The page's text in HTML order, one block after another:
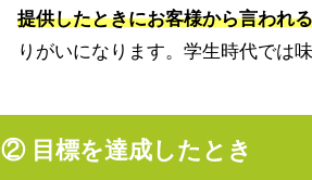
提供したときにお客様から言われ
りがいになります。学生時代では
② 目標を達成したとき